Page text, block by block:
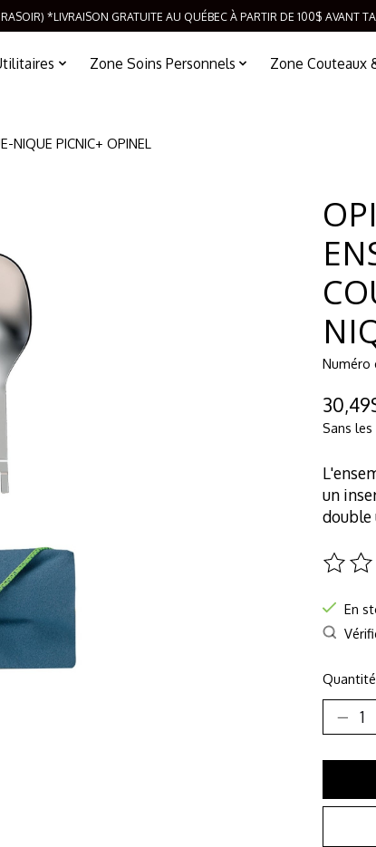
*LIVRAISON GRATUITE AU QUÉBEC À PARTIR DE 100$ AVANT
Zone Soins Personnels Zone Couteaux
NIQUE PICNIC+ OPINEL
Numéro
Sans
un
double
Ce
En